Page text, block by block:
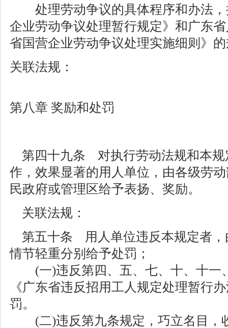
处理劳动争议的具体程序和办法，
企业劳动争议处理暂行规定》和广东
省国营企业劳动争议处理实施细则》
关联法规：
第八章 奖励和处罚
第四十九条 对执行劳动法规和本规
作，效果显著的用人单位，由各级劳
民政府或管理区给予表扬、奖励。
关联法规：
第五十条 用人单位违反本规定者，
情节轻重分别给予处罚；
(一)违反第四、五、七、十、十一
《广东省违反招用工人规定处理暂行
罚。
(二)违反第九条规定，巧立名目，